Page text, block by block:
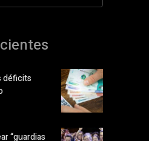
déficits
“guardias